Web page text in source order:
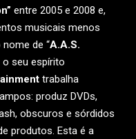
entre 2005 e 2008 e,
musicais menos
de “A.A.S.
o seu espírito
trabalha
produz DVDs,
obscuros e sórdidos
produtos. Esta é a